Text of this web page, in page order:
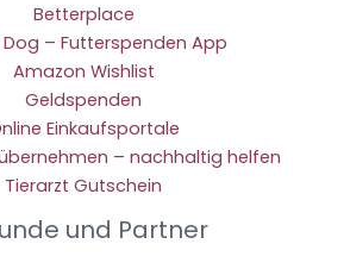
Betterplace
Dog – Futterspenden App
Amazon Wishlist
Geldspenden
Einkaufsportale
– nachhaltig helfen
Tierarzt Gutschein
und Partner